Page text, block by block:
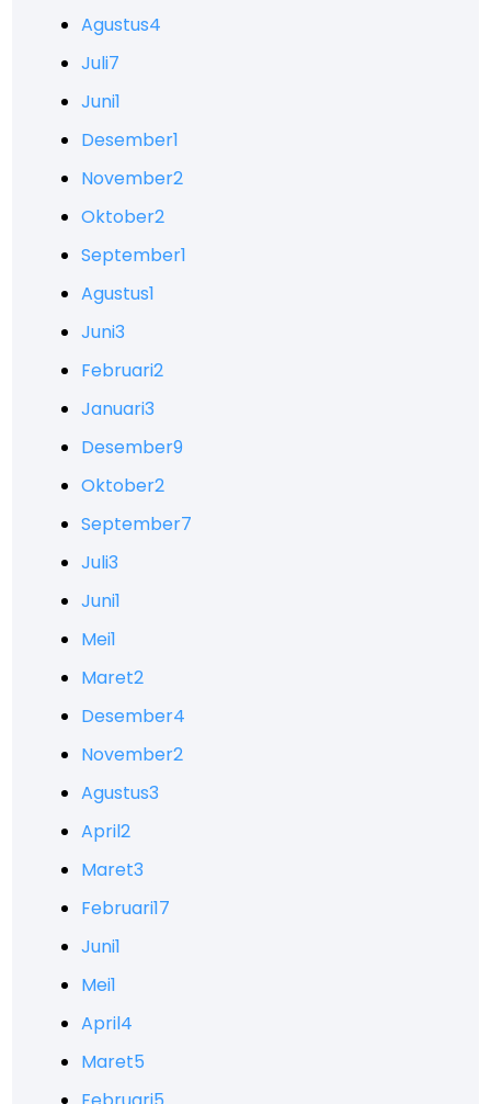
Agustus4
Juli7
Juni1
Desember1
November2
Oktober2
September1
Agustus1
Juni3
Februari2
Januari3
Desember9
Oktober2
September7
Juli3
Juni1
Mei1
Maret2
Desember4
November2
Agustus3
April2
Maret3
Februari17
Juni1
Mei1
April4
Maret5